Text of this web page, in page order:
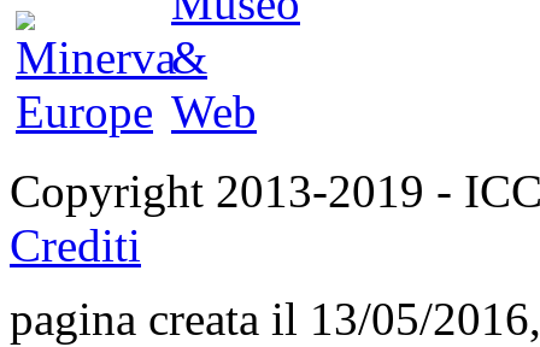
Copyright 2013-2019 -
Crediti
pagina creata il 13/05/